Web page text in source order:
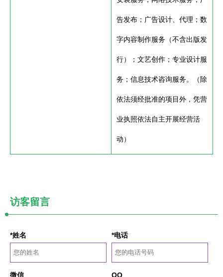
告发布；广告设计、代理；数
字内容制作服务（不含出版发
行）；文艺创作；专业设计服
务；信息技术咨询服务。（除
依法须经批准的项目外，凭营
业执照依法自主开展经营活
动）
访客留言
*姓名 *电话
微信 QQ